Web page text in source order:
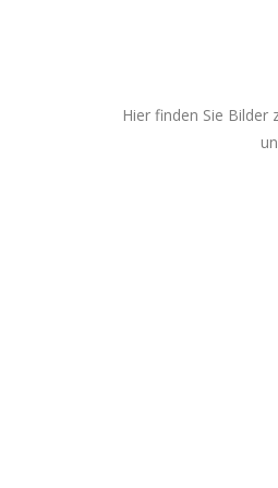
Hier finden Sie Bilder